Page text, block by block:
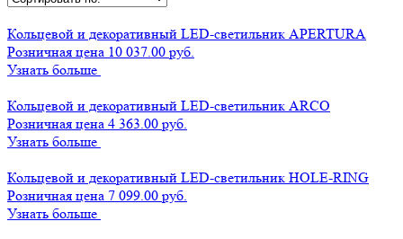
Кольцевой и декоративный LED-светильник APERTURA
Розничная цена 10 037.00 руб.
Узнать больше
Кольцевой и декоративный LED-светильник ARCO
Розничная цена 4 363.00 руб.
Узнать больше
Кольцевой и декоративный LED-светильник HOLE-RING
Розничная цена 7 099.00 руб.
Узнать больше